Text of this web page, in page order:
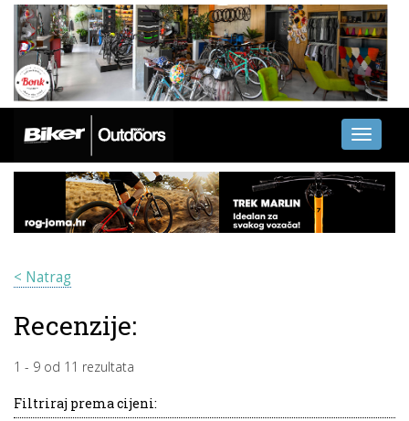
Toggle
< Natrag
Recenzije:
1 - 9 od 11 rezultata
Filtriraj prema cijeni: